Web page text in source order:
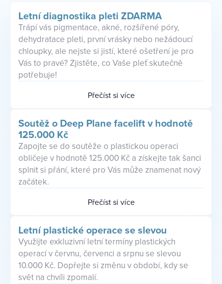
Letní diagnostika pleti ZDARMA
Trápí vás pigmentace, akné, rozšířené póry,
dehydratace pleti, první vrásky nebo nežádoucí
chloupky, ale nejste si jistí, které ošetření je pro
Vás to pravé? Zjistěte, co Vaše pleť skutečně
potřebuje!
Přečíst si více
Soutěž o Deep Plane facelift v hodnotě
125.000 Kč
Zapojte se do soutěže o plastickou operaci
obličeje v hodnotě 125.000 Kč a získejte tak šanci
splnit si přání, které pro Vás může znamenat nový
začátek.
Přečíst si více
Letní plastické operace se slevou
Využijte exkluzivní letní termíny plastických
operací v červnu, červenci a srpnu se slevou
10.000 Kč. Dopřejte si změnu v období, kdy se
svět na chvíli zpomalí.